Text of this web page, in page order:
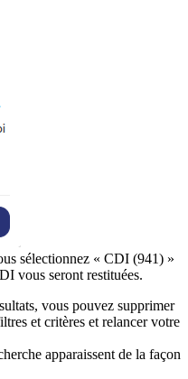
sélectionnez « CDI (941) »
vous seront restituées.
vous pouvez supprimer
et critères et relancer votre
apparaissent de la façon